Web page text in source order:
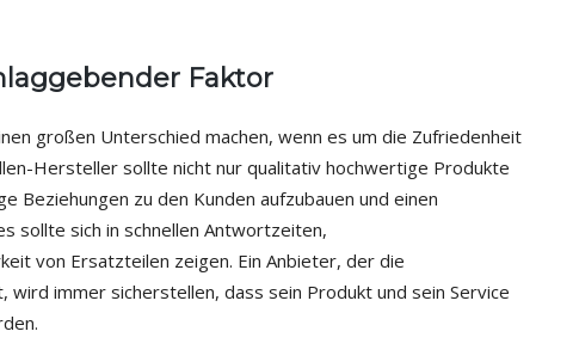
Faktor
großen Unterschied machen, wenn es um die Zufriedenheit
Hersteller sollte nicht nur qualitativ hochwertige Produkte
Beziehungen zu den Kunden aufzubauen und einen
sollte sich in schnellen Antwortzeiten,
von Ersatzteilen zeigen. Ein Anbieter, der die
immer sicherstellen, dass sein Produkt und sein Service